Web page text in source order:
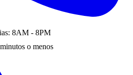
8AM - 8PM
o menos